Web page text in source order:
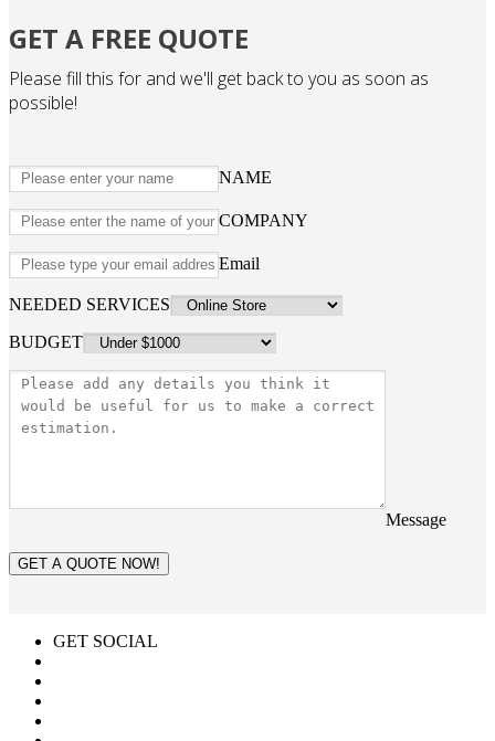
GET A FREE QUOTE
Please fill this for and we'll get back to you as soon as
possible!
NAME
COMPANY
Email
NEEDED SERVICES
BUDGET
Message
GET A QUOTE NOW!
GET SOCIAL